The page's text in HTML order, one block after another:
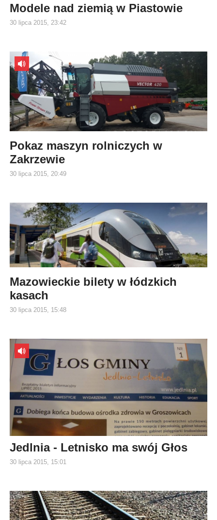
Modele nad ziemią w Piastowie
30 lipca 2015, 23:42
Pokaz maszyn rolniczych w
Zakrzewie
30 lipca 2015, 20:49
Mazowieckie bilety w łódzkich
kasach
30 lipca 2015, 15:48
Jedlnia - Letnisko ma swój Głos
30 lipca 2015, 15:01